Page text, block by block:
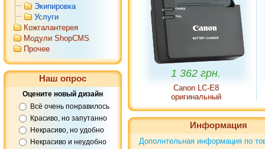
Экипировка
Услуги
Кожгалантерея
Модули ShopCMS
Прочее
Наш опрос
Оцените новый дизайн
Всё очень понравилось
Красиво, но запутанно
Некрасиво, но удобно
Некрасиво и неудобно
1 362 грн.
Canon LC-E8
оригинальный
Информация
Дополнтельная информация по